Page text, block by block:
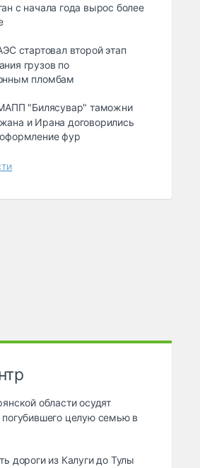
с начала года вырос более
стартовал второй этап
грузов по
пломбам
"Билясувар" таможни
и Ирана договорились
фур
области осудят
погубившего целую семью в
дороги из Калуги до Тулы